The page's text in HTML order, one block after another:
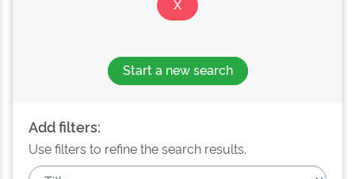
Start a new search
Add filters:
Use filters to refine the search results.